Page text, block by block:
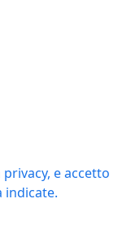
e accetto
indicate.